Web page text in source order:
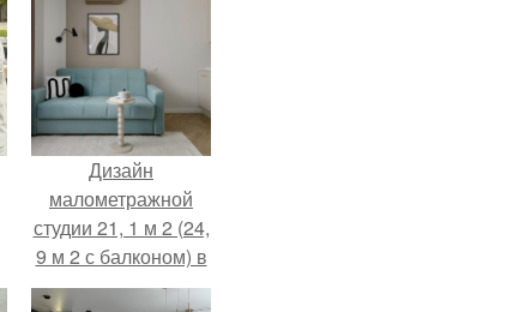
Дизайн
малометражной
студии 21, 1 м 2 (24,
9 м 2 с балконом) в
Краснодаре.